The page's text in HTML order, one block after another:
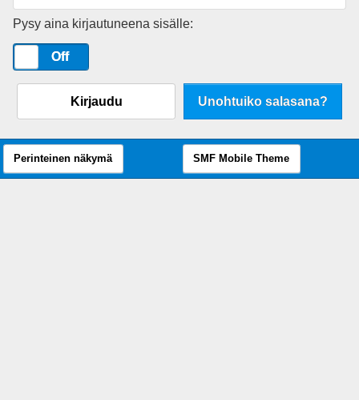
Pysy aina kirjautuneena sisälle:
Off
Kirjaudu Unohtuiko salasana?
Perinteinen näkymä SMF Mobile Theme